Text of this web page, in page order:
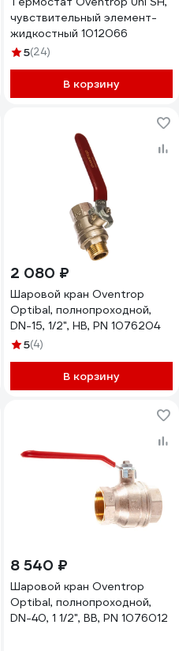
чувствительный элемент-
жидкостный 1012066
5(24)
В корзину
2 080 ₽
Шаровой кран Oventrop
Optibal, полнопроходной,
DN-15, 1/2", НВ, PN 1076204
5(4)
В корзину
8 540 ₽
Шаровой кран Oventrop
Optibal, полнопроходной,
DN-40, 1 1/2", ВВ, PN 1076012